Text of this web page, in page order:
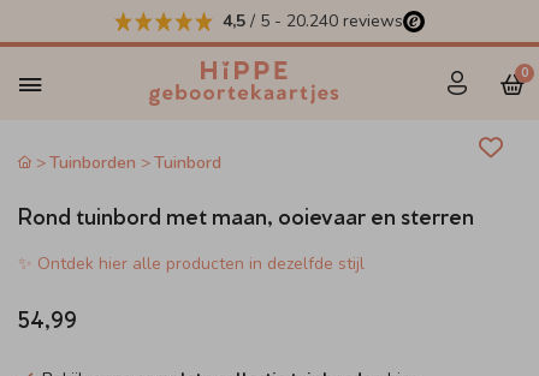
4,5 / 5 - 20.240 reviews
0
Tuinborden Tuinbord
Rond tuinbord met maan, ooievaar en sterren
✨ Ontdek hier alle producten in dezelfde stijl
54,99